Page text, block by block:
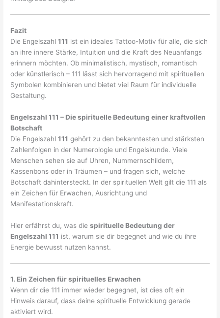
Fazit
Die Engelszahl111 ist ein ideales Tattoo-Motiv für alle, die sich
an ihre innere Stärke, Intuition und die Kraft des Neuanfangs
erinnern möchten. Ob minimalistisch, mystisch, romantisch
oder künstlerisch – 111 lässt sich hervorragend mit spirituellen
Symbolen kombinieren und bietet viel Raum für individuelle
Gestaltung.
Engelszahl 111 – Die spirituelle Bedeutung einer kraftvollen
Botschaft
Die Engelszahl111 gehört zu den bekanntesten und stärksten
Zahlenfolgen in der Numerologie und Engelskunde. Viele
Menschen sehen sie auf Uhren, Nummernschildern,
Kassenbons oder in Träumen – und fragen sich, welche
Botschaft dahintersteckt. In der spirituellen Welt gilt die 111 als
ein Zeichen für Erwachen, Ausrichtung und
Manifestationskraft.
Hier erfährst du, was diespirituelle Bedeutung der
Engelszahl 111 ist, warum sie dir begegnet und wie du ihre
Energie bewusst nutzen kannst.
1. Ein Zeichen für spirituelles Erwachen
Wenn dir die 111 immer wieder begegnet, ist dies oft ein
Hinweis darauf, dass deine spirituelle Entwicklung gerade
aktiviert wird.